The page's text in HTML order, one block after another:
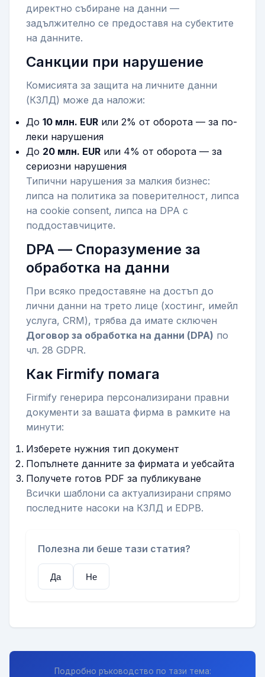
директно събиране на данни —
задължително се предоставя на субектите
на данните.
Санкции при нарушение
Комисията за защита на личните данни
(КЗЛД) може да наложи:
До 10 млн. EUR или 2% от оборота — за по-
леки нарушения
До 20 млн. EUR или 4% от оборота — за
сериозни нарушения
Типични нарушения за малкия бизнес:
липса на политика за поверителност, липса
на cookie consent, липса на DPA с
поддоставчиците.
DPA — Споразумение за
обработка на данни
При всяко предоставяне на достъп до
лични данни на трето лице (хостинг, имейл
услуга, CRM), трябва да имате сключен
Договор за обработка на данни (DPA) по
чл. 28 GDPR.
Как Firmify помага
Firmify генерира персонализирани правни
документи за вашата фирма в рамките на
минути:
Изберете нужния тип документ
Попълнете данните за фирмата и уебсайта
Получете готов PDF за публикуване
Всички шаблони са актуализирани спрямо
последните насоки на КЗЛД и EDPB.
Полезна ли беше тази статия?
Да Не
Подробно ръководство по тази тема: